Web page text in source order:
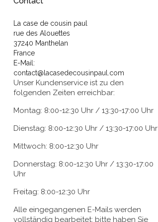
La case de cousin paul
rue des Alouettes
37240 Manthelan
France
E-Mail:
contact@lacasedecousinpaul.com
Unser Kundenservice ist zu den
folgenden Zeiten erreichbar:
Montag: 8:00-12:30 Uhr / 13:30-17:00 Uhr
Dienstag: 8:00-12:30 Uhr / 13:30-17:00 Uhr
Mittwoch: 8:00-12:30 Uhr
Donnerstag: 8:00-12:30 Uhr / 13:30-17:00
Uhr
Freitag: 8:00-12:30 Uhr
Alle eingegangenen E-Mails werden
vollständig bearbeitet; bitte haben Sie